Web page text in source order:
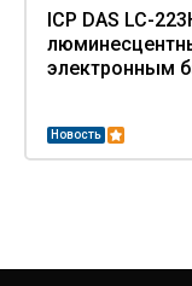
ICP DAS LC-
электронным
Новость